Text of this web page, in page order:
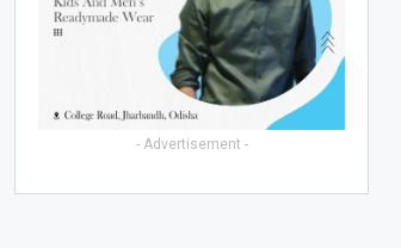
- Advertisement -